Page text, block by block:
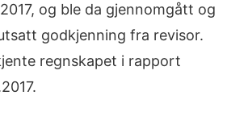
og ble da gjennomgått og
godkjenning fra revisor.
regnskapet i rapport